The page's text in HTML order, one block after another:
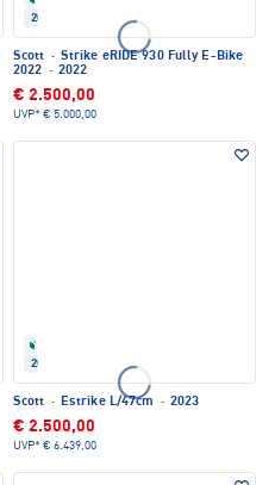
2022
Scott · Strike eRIDE 930 Fully E-Bike
2022 · 2022
€ 2.500,00
UVP* € 5.000,00
2023
Scott · Estrike L/47cm · 2023
€ 2.500,00
UVP* € 6.439,00